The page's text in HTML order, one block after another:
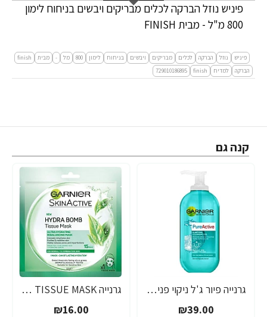
פיניש נוזל הברקה לכלים מבריקים ויבשים בניחוח לימון
800 מ"ל - מבית FINISH
פיניש נוזל הברקה לכלים מבריקים ויבשים בניחוח לימון 800 מל - מבית
finish
הברקה
למדיח finish
729010186895
קנה גם
גרנייה פיור ג'ל ניקוי פנים וטיהור למראה עור בריא 200 מ"ל - מבית GARNIER
₪39.00
גרנייה TISSUE MASK מסכת תה ירוק לעור רגיל עד מעורב - 32 גרם - מבית GARNIER
₪16.00